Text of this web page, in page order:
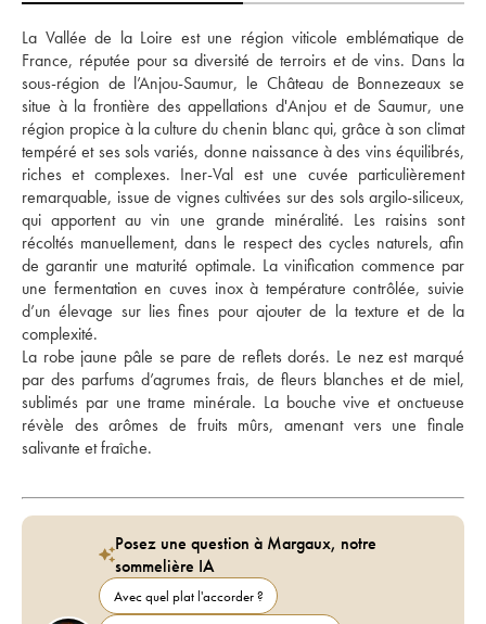
La Vallée de la Loire est une région viticole emblématique de
France, réputée pour sa diversité de terroirs et de vins. Dans la
sous-région de l’Anjou-Saumur, le Château de Bonnezeaux se
situe à la frontière des appellations d'Anjou et de Saumur, une
région propice à la culture du chenin blanc qui, grâce à son climat
tempéré et ses sols variés, donne naissance à des vins équilibrés,
riches et complexes. Iner-Val est une cuvée particulièrement
remarquable, issue de vignes cultivées sur des sols argilo-siliceux,
qui apportent au vin une grande minéralité. Les raisins sont
récoltés manuellement, dans le respect des cycles naturels, afin
de garantir une maturité optimale. La vinification commence par
une fermentation en cuves inox à température contrôlée, suivie
d’un élevage sur lies fines pour ajouter de la texture et de la
complexité.
La robe jaune pâle se pare de reflets dorés. Le nez est marqué
par des parfums d’agrumes frais, de fleurs blanches et de miel,
sublimés par une trame minérale. La bouche vive et onctueuse
révèle des arômes de fruits mûrs, amenant vers une finale
salivante et fraîche.
Posez une question à Margaux, notre
sommelière IA
Avec quel plat l'accorder ?